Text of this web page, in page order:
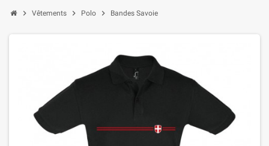
 Vêtements  Polo  Bandes Savoie